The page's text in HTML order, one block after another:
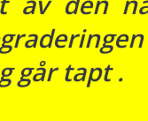
går tapt .